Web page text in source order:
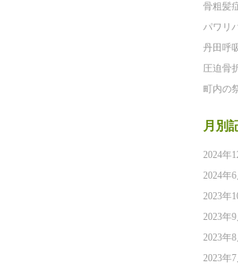
骨粗髪
パワリ
丹田呼
圧迫骨
町内の
月別
2024年
2024年6
2023年
2023年9
2023年8
2023年7